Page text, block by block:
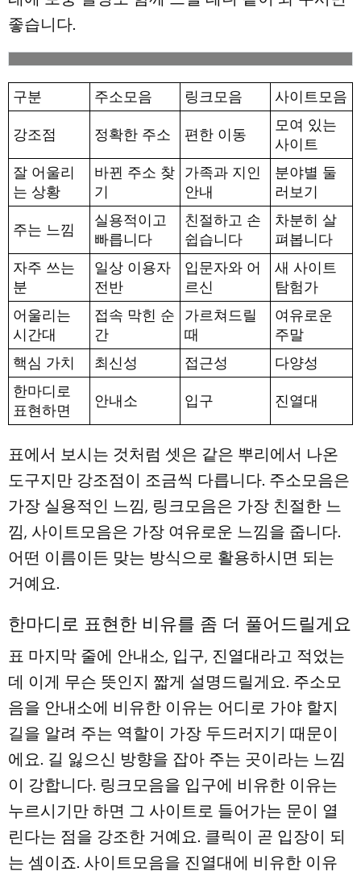
좋습니다.
구분 주소모음 링크모음
사이트모음
강조점
정확한 주소 편한 이동
모여 있는
사이트
잘 어울리
는 상황
바뀐 주소 찾
기
가족과 지인
안내
분야별 둘
러보기
주는 느낌
실용적이고
빠릅니다
친절하고 손
쉽습니다
차분히 살
펴봅니다
자주 쓰는
분
일상 이용자
전반
입문자와 어
르신
새 사이트
탐험가
어울리는
시간대
접속 막힌 순
간
가르쳐드릴
때
여유로운
주말
핵심 가치
최신성 접근성
다양성
한마디로
표현하면
안내소 입구 진열대
표에서 보시는 것처럼 셋은 같은 뿌리에서 나온
도구지만 강조점이 조금씩 다릅니다. 주소모음은
가장 실용적인 느낌, 링크모음은 가장 친절한 느
낌, 사이트모음은 가장 여유로운 느낌을 줍니다.
어떤 이름이든 맞는 방식으로 활용하시면 되는
거예요.
한마디로 표현한 비유를 좀 더 풀어드릴게요
표 마지막 줄에 안내소, 입구, 진열대라고 적었는
데 이게 무슨 뜻인지 짧게 설명드릴게요. 주소모
음을 안내소에 비유한 이유는 어디로 가야 할지
길을 알려 주는 역할이 가장 두드러지기 때문이
에요. 길 잃으신 방향을 잡아 주는 곳이라는 느낌
이 강합니다. 링크모음을 입구에 비유한 이유는
누르시기만 하면 그 사이트로 들어가는 문이 열
린다는 점을 강조한 거예요. 클릭이 곧 입장이 되
는 셈이죠. 사이트모음을 진열대에 비유한 이유